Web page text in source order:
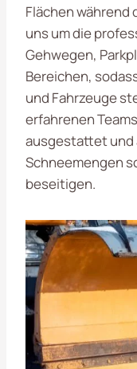
Flächen während
uns um die
Gehwegen,
Bereichen,
und Fahrzeuge
erfahrenen
ausgestattet und
Schneemengen
beseitigen.